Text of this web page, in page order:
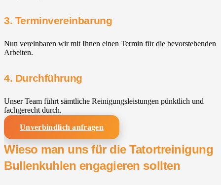
3. Terminvereinbarung
Nun vereinbaren wir mit Ihnen einen Termin für die bevorstehenden
Arbeiten.
4. Durchführung
Unser Team führt sämtliche Reinigungsleistungen pünktlich und
fachgerecht durch.
Unverbindlich anfragen
Wieso man uns für die Tatortreinigung
Bullenkuhlen engagieren sollten